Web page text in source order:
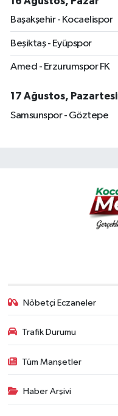
Başakşehir - Kocaelispor
Beşiktaş - Eyüpspor
Amed - Erzurumspor FK
17 Ağustos, Pazartesi
Samsunspor - Göztepe
Nöbetçi Eczaneler
Trafik Durumu
Tüm Manşetler
Haber Arşivi